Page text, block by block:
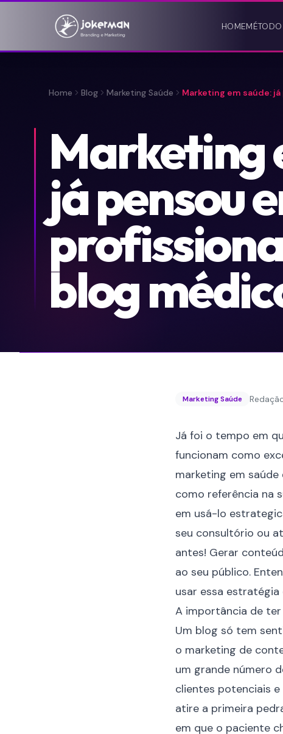
HOME
Home Blog Marketing Saúde Marketing em saúde:
Marketing
já pensou
blog
Marketing Saúde
Já foi o tempo em
funcionam como
marketing em
como referência na
em usá-lo
seu consultório ou
antes! Gerar
ao seu público.
usar essa estratégia
A importância de
Um blog só tem
o marketing de
um grande número
clientes potenciais
atire a primeira
em que o paciente